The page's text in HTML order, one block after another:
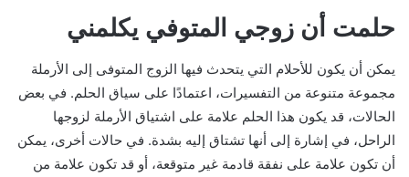
حلمت أن زوجي المتوفي يكلمني
يمكن أن يكون للأحلام التي يتحدث فيها الزوج المتوفى إلى الأرملة
مجموعة متنوعة من التفسيرات، اعتمادًا على سياق الحلم. في بعض
الحالات، قد يكون هذا الحلم علامة على اشتياق الأرملة لزوجها
الراحل، في إشارة إلى أنها تشتاق إليه بشدة. في حالات أخرى، يمكن
أن تكون علامة على نفقة قادمة غير متوقعة، أو قد تكون علامة من